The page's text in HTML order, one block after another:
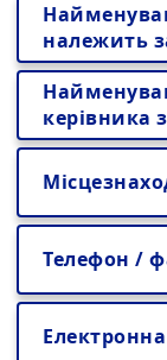
належить
керівника
Телефон /